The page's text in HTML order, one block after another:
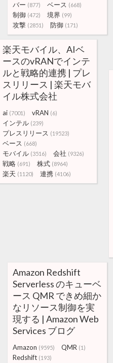
バー (877) ベース (668)
制御 (472) 境界 (99)
攻撃 (2851) 防御 (171)
楽天モバイル、AIベ
ースのvRANでインテ
ルと戦略的連携 | プレ
スリリース | 楽天モバ
イル株式会社
ai (7001) vRAN (6)
インテル (239)
プレスリリース (19523)
ベース (668)
モバイル (3516) 会社 (9326)
戦略 (691) 株式 (8964)
楽天 (1120) 連携 (4106)
Amazon Redshift
Serverless のキューベ
ース QMR できめ細か
なリソース制御を実
現する | Amazon Web
Services ブログ
Amazon (9595) QMR (1)
Redshift (193)